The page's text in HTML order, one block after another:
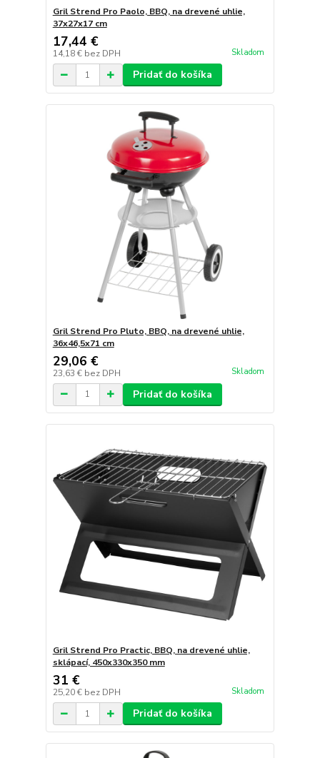
Gril Strend Pro Paolo, BBQ, na drevené uhlie,
37x27x17 cm
17,44 €
14,18 € bez DPH Skladom
Pridať do košíka
Gril Strend Pro Pluto, BBQ, na drevené uhlie,
36x46,5x71 cm
29,06 €
23,63 € bez DPH Skladom
Pridať do košíka
Gril Strend Pro Practic, BBQ, na drevené uhlie,
sklápací, 450x330x350 mm
31 €
25,20 € bez DPH Skladom
Pridať do košíka